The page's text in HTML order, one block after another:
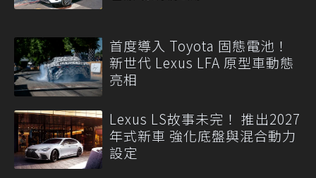
首度導入 Toyota 固態電池！
新世代 Lexus LFA 原型車動態
亮相
Lexus LS故事未完！ 推出2027
年式新車 強化底盤與混合動力
設定